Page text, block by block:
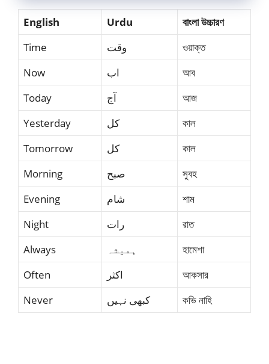
English Urdu
বাংলা উচ্চারণ
Time
وقت
ওয়াক্ত
Now
اب
আব
Today
آج
আজ
Yesterday
کل
কাল
Tomorrow
کل
কাল
Morning
صبح
সুবহ
Evening
شام
শাম
Night
رات
রাত
Always
ہمیشہ
হামেশা
Often
اکثر
আকসার
Never
کبھی نہیں কভি নাহি